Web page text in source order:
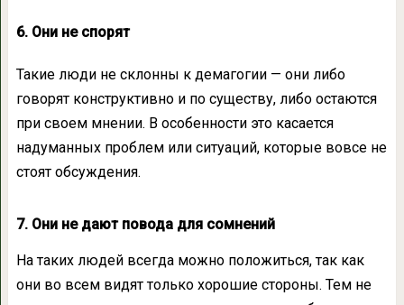
6. Они не спорят
Такие люди не склонны к демагогии — они либо
говорят конструктивно и по существу, либо остаются
при своем мнении. В особенности это касается
надуманных проблем или ситуаций, которые вовсе не
стоят обсуждения.
7. Они не дают повода для сомнений
На таких людей всегда можно положиться, так как
они во всем видят только хорошие стороны. Тем не